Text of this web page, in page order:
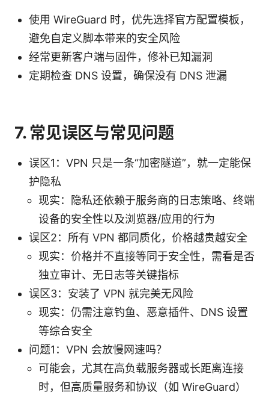
使用 WireGuard 时，优先选择官方配置模板，
避免自定义脚本带来的安全风险
经常更新客户端与固件，修补已知漏洞
定期检查 DNS 设置，确保没有 DNS 泄漏
7. 常见误区与常见问题
误区1：VPN 只是一条“加密隧道”，就一定能保
护隐私
现实：隐私还依赖于服务商的日志策略、终端
设备的安全性以及浏览器/应用的行为
误区2：所有 VPN 都同质化，价格越贵越安全
现实：价格并不直接等同于安全性，需看是否
独立审计、无日志等关键指标
误区3：安装了 VPN 就完美无风险
现实：仍需注意钓鱼、恶意插件、DNS 设置
等综合安全
问题1：VPN 会放慢网速吗？
可能会，尤其在高负载服务器或长距离连接
时，但高质量服务和协议（如 WireGuard）